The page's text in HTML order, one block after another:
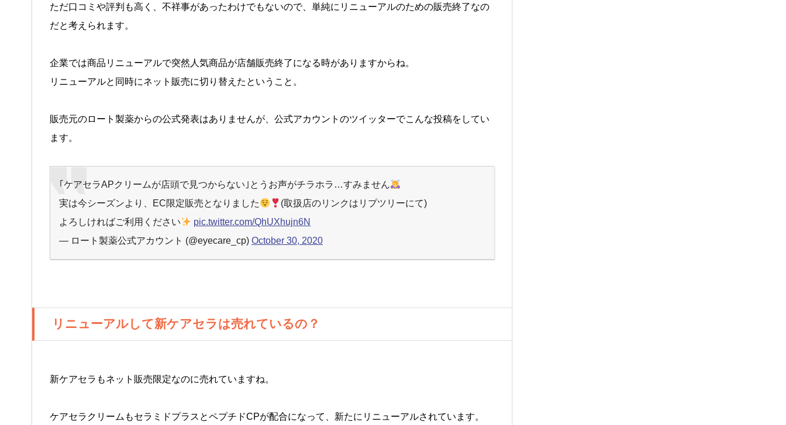
ただ口コミや評判も高く、不祥事があったわけでもないので、単純にリニューアルのための販売終了なの
だと考えられます。
企業では商品リニューアルで突然人気商品が店舗販売終了になる時がありますからね。
リニューアルと同時にネット販売に切り替えたということ。
販売元のロート製薬からの公式発表はありませんが、公式アカウントのツイッターでこんな投稿をしてい
ます。
｢ケアセラAPクリームが店頭で見つからない｣とうお声がチラホラ…すみません
実は今シーズンより、EC限定販売となりました
(取扱店のリンクはリプツリーにて)
よろしければご利用ください
pic.twitter.com/QhUXhujn6N
— ロート製薬公式アカウント (@eyecare_cp) October 30, 2020
リニューアルして新ケアセラは売れているの？
新ケアセラもネット販売限定なのに売れていますね。
ケアセラクリームもセラミドプラスとペプチドCPが配合になって、新たにリニューアルされています。